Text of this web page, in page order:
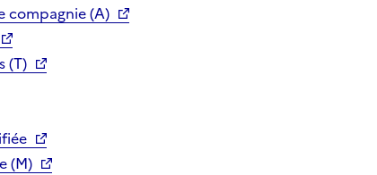
compagnie (A)
(T)
(M)